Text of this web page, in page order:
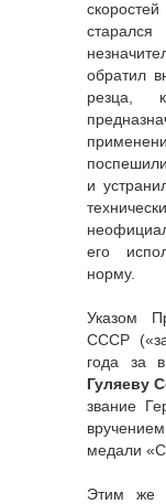
обратил
резца,
и
его
норму.
Указом
СССР
года за
Гуляеву
звание
медали
Этим же